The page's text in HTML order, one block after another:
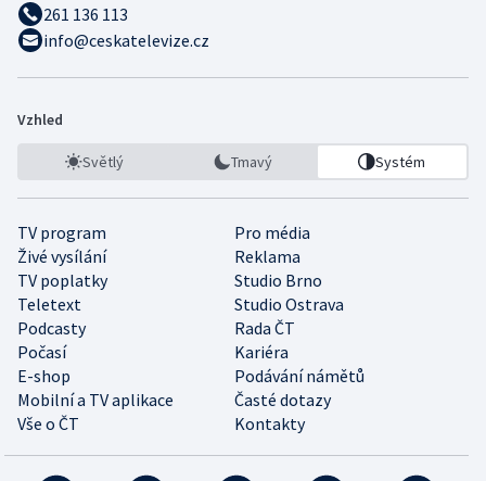
261 136 113
info@ceskatelevize.cz
Vzhled
Světlý Tmavý Systém
TV program
Pro média
Živé vysílání
Reklama
TV poplatky
Studio Brno
Teletext
Studio Ostrava
Podcasty
Rada ČT
Počasí
Kariéra
E-shop
Podávání námětů
Mobilní a TV aplikace
Časté dotazy
Vše o ČT
Kontakty